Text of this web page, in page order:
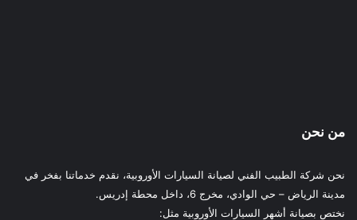
من نحن
نحن شركة الطبيب الفني لصيانة السيارات الأوروبية، نقدم خدماتنا بفخر في
مدينة الرياض – حي الوادي، مخرج 6، داخل محطة إدريس.
نختص بصيانة أشهر السيارات الأوروبية مثل: